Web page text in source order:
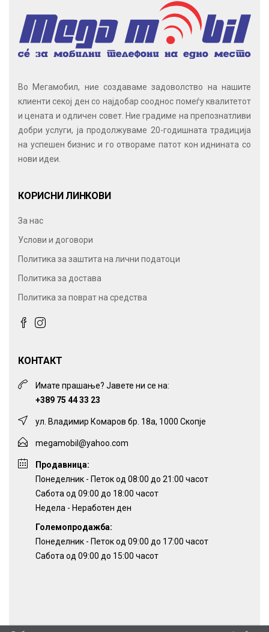
Во Мегамобил, ние создаваме задоволство на нашите
клиенти секој ден со најдобар сооднос помеѓу квалитетот
и цената и одличен совет. Ние градиме на препознатливи
добри услуги, ја продолжуваме 20-годишната традиција
на успешен бизнис и го отвораме патот кон иднината со
нови идеи.
КОРИСНИ ЛИНКОВИ
За нас
Услови и договори
Политика за заштита на лични податоци
Политика за достава
Политика за поврат на средства
КОНТАКТ
Имате прашање? Јавете ни се на:
+389 75 44 33 23
ул. Владимир Комаров бр. 18а, 1000 Скопје
megamobil@yahoo.com
Продавница:
Понеделник - Петок од 08:00 до 21:00 часот
Сабота од 09:00 до 18:00 часот
Недела - Неработен ден
Големопродажба:
Понеделник - Петок од 09:00 до 17:00 часот
Сабота од 09:00 до 15:00 часот